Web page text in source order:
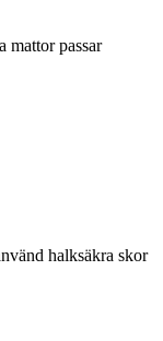
mattor passar
halksäkra skor